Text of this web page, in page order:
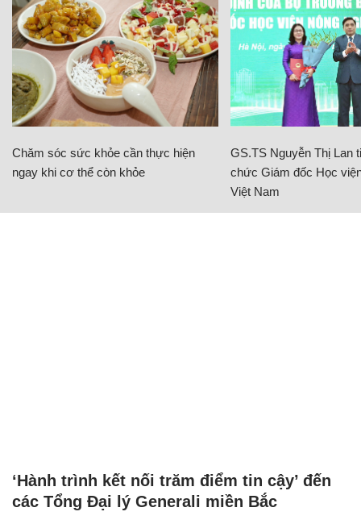
Chăm sóc sức khỏe cần thực hiện
ngay khi cơ thể còn khỏe
GS.TS Nguyễn Thị Lan
chức Giám đốc Học
Việt Nam
‘Hành trình kết nối trăm điểm tin cậy’ đến
các Tổng Đại lý Generali miền Bắc